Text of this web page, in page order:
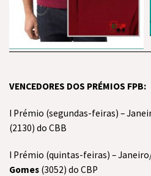
VENCEDORES DOS PRÉMIOS FPB:
I Prémio (segundas-feiras) –
(2130) do CBB
I Prémio (quintas-feiras) –
Gomes (3052) do CBP